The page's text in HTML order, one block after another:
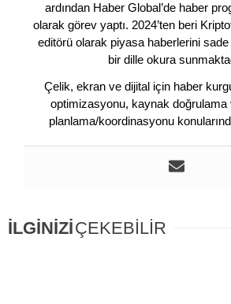
ardından Haber Global’de haber
olarak görev yaptı. 2024’ten beri
editörü olarak piyasa haberlerini
bir dille okura
Çelik, ekran ve dijital için haber
optimizasyonu, kaynak doğrulama
planlama/koordinasyonu
İLGİNİZİÇEKEBİLİR